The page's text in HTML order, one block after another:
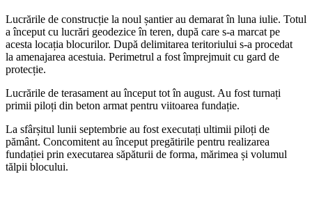
Lucrările de construcție la noul șantier au demarat în luna iulie. Totul
a început cu lucrări geodezice în teren, după care s-a marcat pe
acesta locația blocurilor. După delimitarea teritoriului s-a procedat
la amenajarea acestuia. Perimetrul a fost împrejmuit cu gard de
protecție.
Lucrările de terasament au început tot în august. Au fost turnați
primii piloți din beton armat pentru viitoarea fundație.
La sfârșitul lunii septembrie au fost executați ultimii piloți de
pământ. Concomitent au început pregătirile pentru realizarea
fundației prin executarea săpăturii de forma, mărimea și volumul
tălpii blocului.